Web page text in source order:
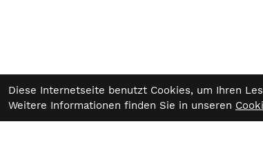
Diese Internetseite benutzt Cookies, um Ihren
Weitere Informationen finden Sie in unseren